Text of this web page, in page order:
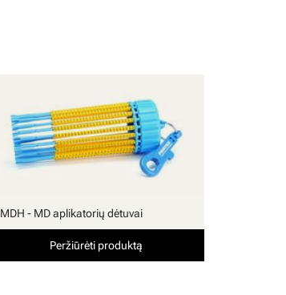
MDH - MD aplikatorių dėtuvai
Peržiūrėti produktą